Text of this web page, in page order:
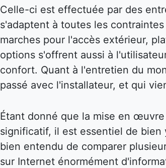
Celle-ci est effectuée par des
s'adaptent à toutes les
marches pour l'accès extérieur,
options s'offrent aussi à
confort. Quant à l'entretien du
passé avec l'installateur, et qui
Étant donné que la mise en
significatif, il est essentiel de
bien entendu de comparer
sur Internet énormément